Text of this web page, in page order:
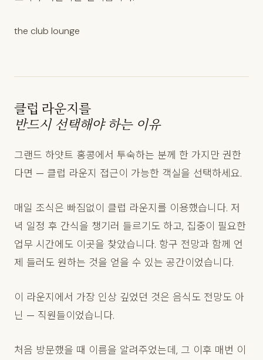
the club lounge
클럽 라운지를
반드시 선택해야 하는 이유
그랜드 하얏트 홍콩에서 투숙하는 분께 한 가지만 권한
다면 — 클럽 라운지 접근이 가능한 객실을 선택하세요.
매일 조식은 빠짐없이 클럽 라운지를 이용했습니다. 저
녁 일정 후 간식을 챙기러 들르기도 하고, 집중이 필요한
업무 시간에도 이곳을 찾았습니다. 항구 전망과 함께 언
제 들러도 원하는 것을 얻을 수 있는 공간이었습니다.
이 라운지에서 가장 인상 깊었던 것은 음식도 전망도 아
닌 — 직원들이었습니다.
처음 방문했을 때 이름을 알려주었는데, 그 이후 매번 이